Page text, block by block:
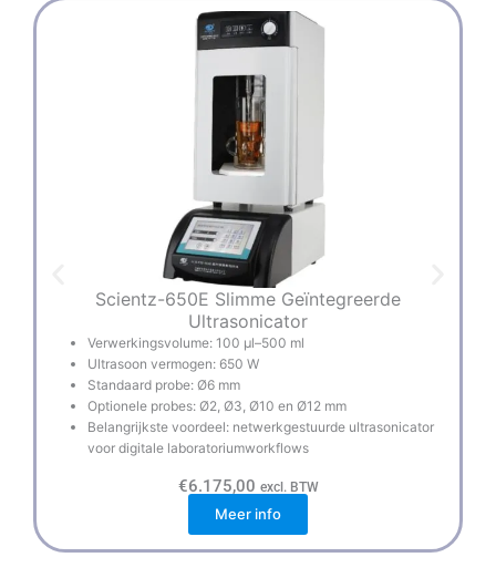
Scientz-650E Slimme Geïntegreerde
Ultrasonicator
Verwerkingsvolume: 100 µl–500 ml
Ultrasoon vermogen: 650 W
Standaard probe: Ø6 mm
Optionele probes: Ø2, Ø3, Ø10 en Ø12 mm
Belangrijkste voordeel: netwerkgestuurde ultrasonicator
voor digitale laboratoriumworkflows
€6.175,00 excl. BTW
Meer info